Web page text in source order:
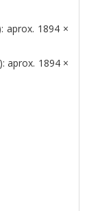
aprox. 1894 ×
aprox. 1894 ×